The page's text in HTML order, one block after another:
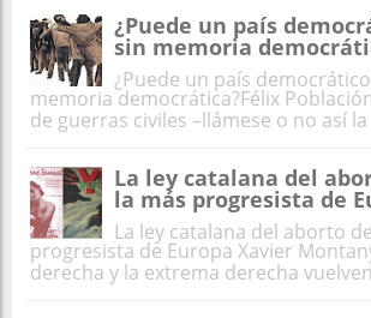
¿Puede un país
sin memoria
¿Puede un país
memoria democrática?Félix
de guerras civiles –llámese o no así
La ley catalana del
la más progresista de
La ley catalana del aborto
progresista de Europa Xavier
derecha y la extrema derecha